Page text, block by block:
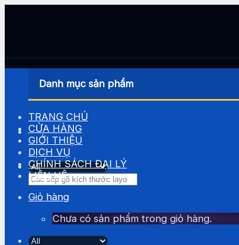
Tìm
kiếm:
Danh mục sản phẩm
TRANG CHỦ
CỬA HÀNG
GIỚI THIỆU
DỊCH VỤ
CHÍNH SÁCH ĐẠI LÝ
LIÊN HỆ
Giỏ hàng
Chưa có sản phẩm trong giỏ hàng.